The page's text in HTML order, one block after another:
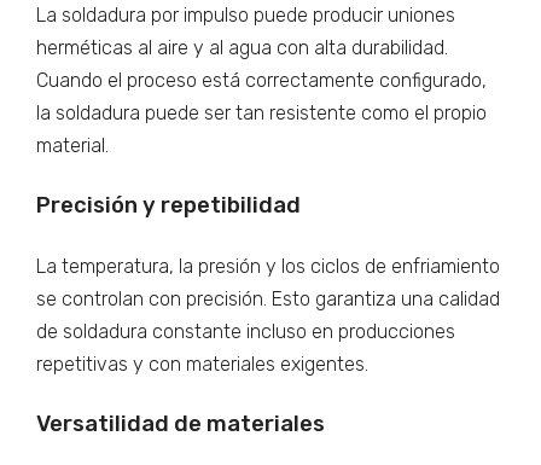
La soldadura por impulso puede producir uniones
herméticas al aire y al agua con alta durabilidad.
Cuando el proceso está correctamente configurado,
la soldadura puede ser tan resistente como el propio
material.
Precisión y repetibilidad
La temperatura, la presión y los ciclos de enfriamiento
se controlan con precisión. Esto garantiza una calidad
de soldadura constante incluso en producciones
repetitivas y con materiales exigentes.
Versatilidad de materiales